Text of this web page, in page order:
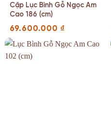
Cặp Lục Bình Gỗ Ngọc Am
Cao 186 (cm)
69.600.000 ₫